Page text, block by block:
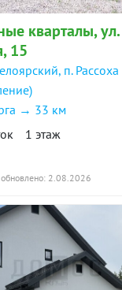
кварталы, ул.
15
п.
→ 33 км
1 этаж
, обновлено: 2.08.2026